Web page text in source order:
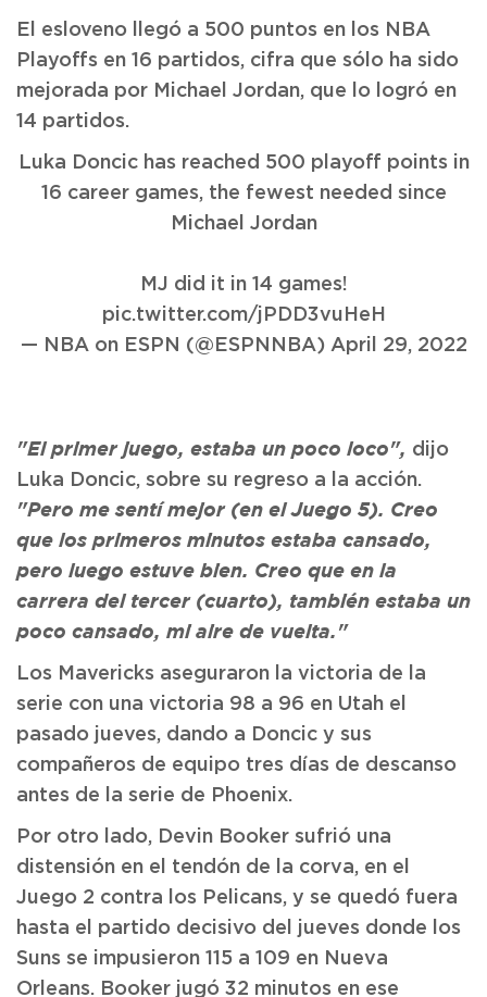
El esloveno llegó a 500 puntos en los NBA
Playoffs en 16 partidos, cifra que sólo ha sido
mejorada por Michael Jordan, que lo logró en
14 partidos.
Luka Doncic has reached 500 playoff points in
16 career games, the fewest needed since
Michael Jordan
MJ did it in 14 games!
pic.twitter.com/jPDD3vuHeH
— NBA on ESPN (@ESPNNBA) April 29, 2022
"El primer juego, estaba un poco loco", dijo
Luka Doncic, sobre su regreso a la acción.
"Pero me sentí mejor (en el Juego 5). Creo
que los primeros minutos estaba cansado,
pero luego estuve bien. Creo que en la
carrera del tercer (cuarto), también estaba un
poco cansado, mi aire de vuelta."
Los Mavericks aseguraron la victoria de la
serie con una victoria 98 a 96 en Utah el
pasado jueves, dando a Doncic y sus
compañeros de equipo tres días de descanso
antes de la serie de Phoenix.
Por otro lado, Devin Booker sufrió una
distensión en el tendón de la corva, en el
Juego 2 contra los Pelicans, y se quedó fuera
hasta el partido decisivo del jueves donde los
Suns se impusieron 115 a 109 en Nueva
Orleans. Booker jugó 32 minutos en ese